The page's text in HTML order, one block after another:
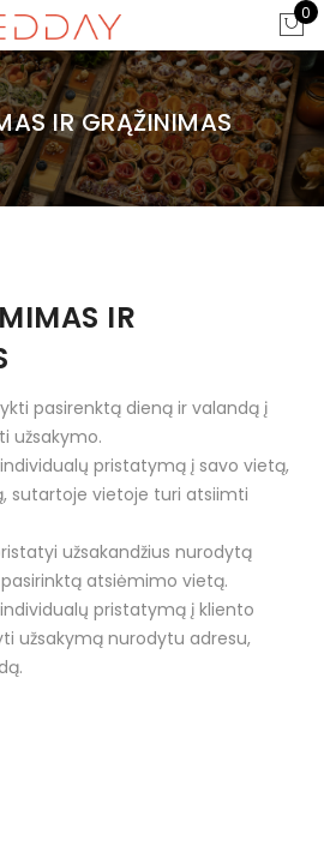
0
IR GRĄŽINIMAS
IR
pasirenktą dieną ir valandą į
užsakymo.
pristatymą į savo vietą,
sutartoje vietoje turi atsiimti
užsakandžius nurodytą
atsiėmimo vietą.
pristatymą į kliento
užsakymą nurodytu adresu,